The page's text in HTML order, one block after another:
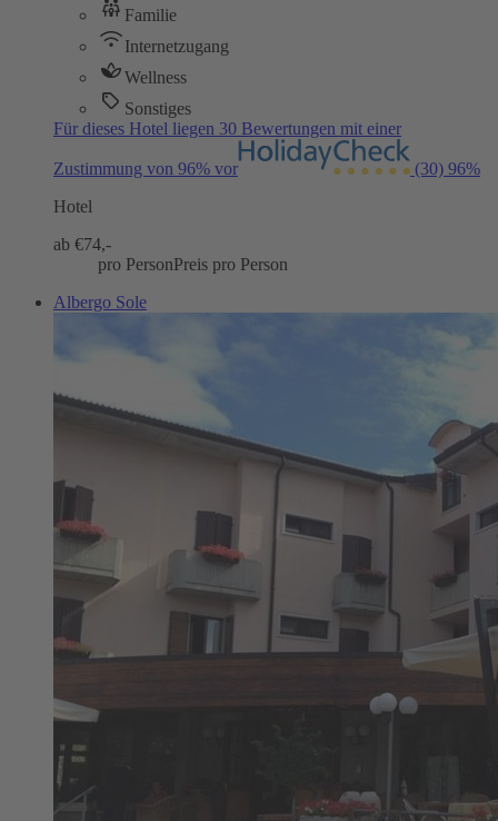
Familie
Internetzugang
Wellness
Sonstiges
Für dieses Hotel liegen 30 Bewertungen mit einer
Zustimmung von 96% vor (30) 96%
Hotel
ab €74,-
pro PersonPreis pro Person
Albergo Sole